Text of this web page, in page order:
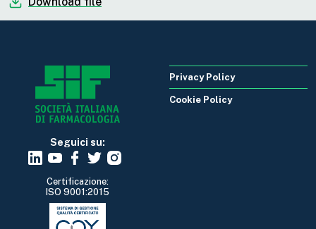
Seguici su:
Certificazione:
ISO 9001:2015
Privacy Policy
Cookie Policy